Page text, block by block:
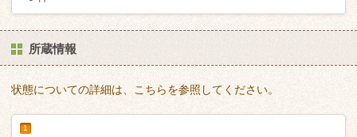
所蔵情報
状態についての詳細は、こちらを参照してください。
1